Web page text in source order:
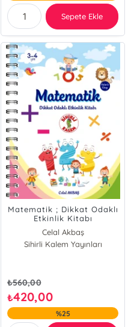
Sepete Ekle
Matematik ; Dikkat Odaklı
Etkinlik Kitabı
Celal Akbaş
Sihirli Kalem Yayınları
₺560,00
₺420,00
%25